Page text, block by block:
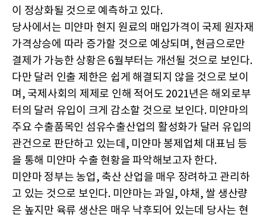
이 정상화될 것으로 예측하고 있다.
당사에서는 미얀마 현지 원료의 매입가격이 국제 원자재
가격상승에 따라 증가할 것으로 예상되며, 현금으로만
결제가 가능한 상황은 6월부터는 개선될 것으로 보인다.
다만 달러 인출 제한은 쉽게 해결되지 않을 것으로 보이
며, 국제사회의 제제로 인해 적어도 2021년은 해외로부
터의 달러 유입이 크게 감소할 것으로 보인다. 미얀마의
주요 수출품목인 섬유수출산업의 활성화가 달러 유입의
관건으로 판단하고 있는데, 미얀마 봉제업체 대표님 등
을 통해 미얀마 수출 현황을 파악해보고자 한다.
미얀마 정부는 농업, 축산 산업을 매우 장려하고 관리하
고 있는 것으로 보인다. 미얀마는 과일, 야채, 쌀 생산량
은 높지만 육류 생산은 매우 낙후되어 있는데 당사는 현